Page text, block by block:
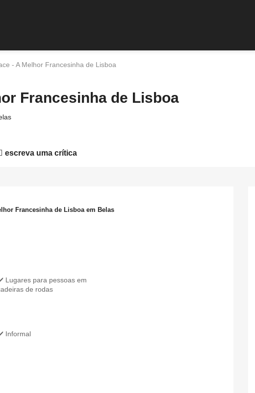
- A Melhor Francesinha de Lisboa
Francesinha de Lisboa
escreva uma crítica
Francesinha de Lisboa em Belas
Lugares para pessoas em
de rodas
Informal